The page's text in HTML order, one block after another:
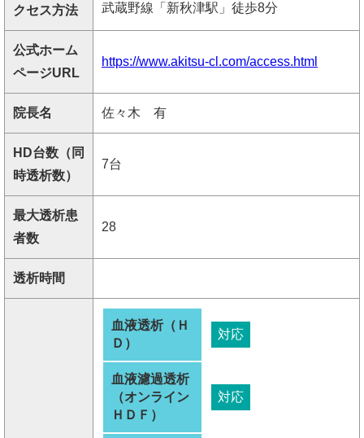
クセス方法
武蔵野線「新秋津駅」徒歩8分
公式ホーム
ページURL
https://www.akitsu-cl.com/access.html
院長名 佐々木 有
HD台数（同
時透析数）
7台
最大透析患
者数
28
透析時間
血液透析（Ｈ
Ｄ）
対応
血液濾過透析
（オンライン
ＨＤＦ）
対応